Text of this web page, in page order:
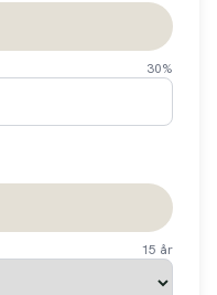
30%
15 år